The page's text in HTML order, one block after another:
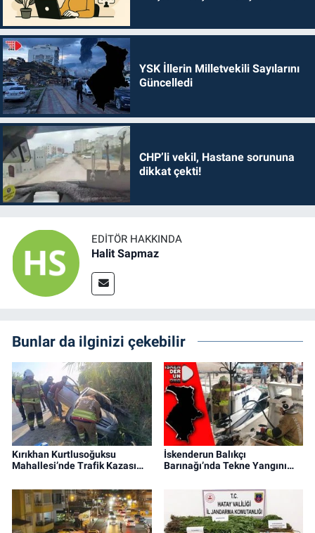
YSK İllerin Milletvekili Sayılarını
Güncelledi
CHP’li vekil, Hastane sorununa
dikkat çekti!
EDITÖR HAKKINDA
Halit Sapmaz
Bunlar da ilginizi çekebilir
Kırıkhan Kurtlusoğuksu
Mahallesi’nde Trafik Kazası…
İskenderun Balıkçı
Barınağı’nda Tekne Yangını…